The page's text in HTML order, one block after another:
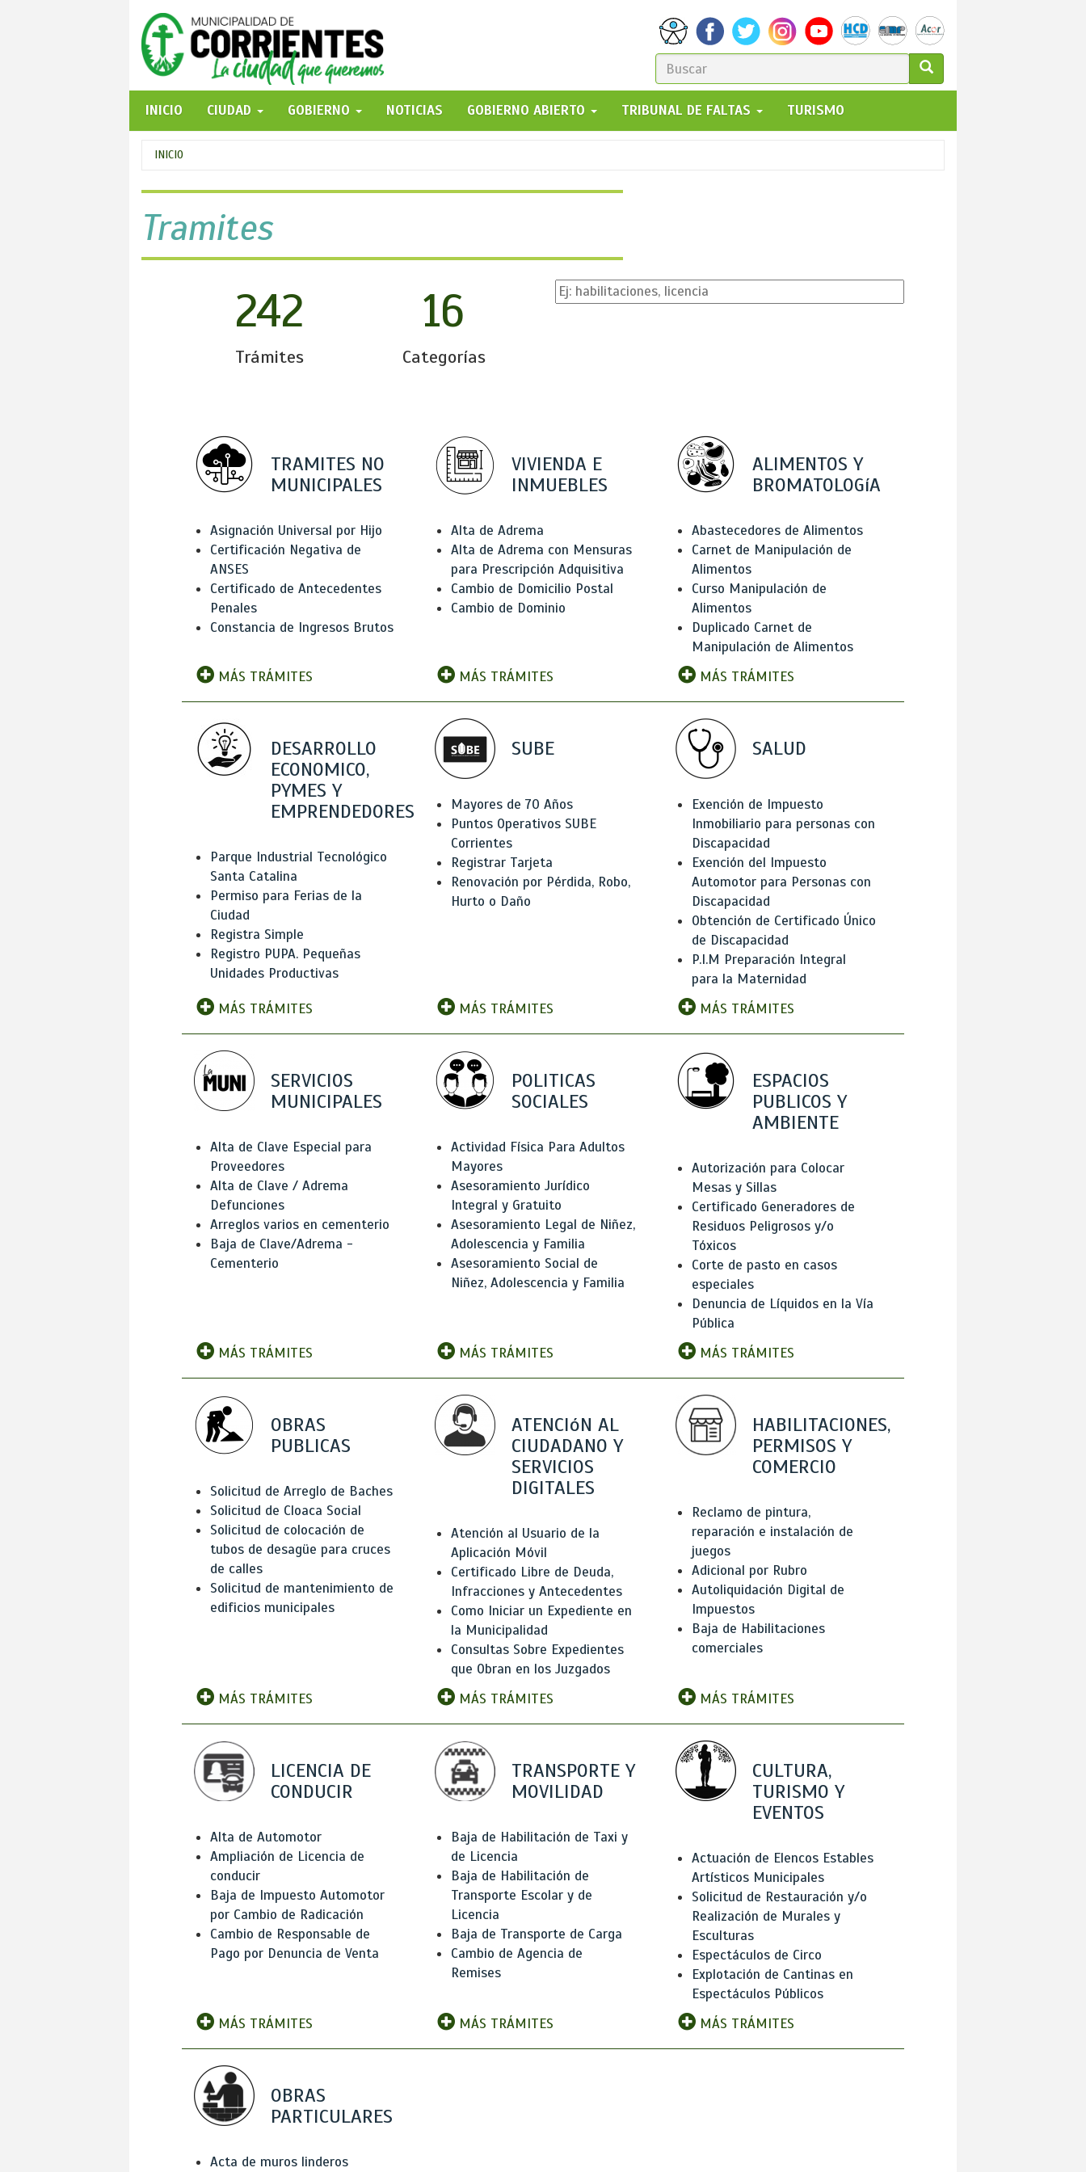
FORMULARIO
DE
BÚSQUEDA
GO!
INICIO
CIUDAD GOBIERNO NOTICIAS GOBIERNO ABIERTO TRIBUNAL DE FALTAS TURISMO
Se
encuentra
usted
aquí
INICIO
Tramites
242
Trámites
16
Categorías
TRAMITES NO
MUNICIPALES
Asignación Universal por Hijo
Certificación Negativa de
ANSES
Certificado de Antecedentes
Penales
Constancia de Ingresos Brutos
MÁS TRÁMITES
VIVIENDA E
INMUEBLES
Alta de Adrema
Alta de Adrema con Mensuras
para Prescripción Adquisitiva
Cambio de Domicilio Postal
Cambio de Dominio
MÁS TRÁMITES
ALIMENTOS Y
BROMATOLOGíA
Abastecedores de Alimentos
Carnet de Manipulación de
Alimentos
Curso Manipulación de
Alimentos
Duplicado Carnet de
Manipulación de Alimentos
MÁS TRÁMITES
DESARROLLO
ECONOMICO,
PYMES Y
EMPRENDEDORES
Parque Industrial Tecnológico
Santa Catalina
Permiso para Ferias de la
Ciudad
Registra Simple
Registro PUPA. Pequeñas
Unidades Productivas
MÁS TRÁMITES
SUBE
Mayores de 70 Años
Puntos Operativos SUBE
Corrientes
Registrar Tarjeta
Renovación por Pérdida, Robo,
Hurto o Daño
MÁS TRÁMITES
SALUD
Exención de Impuesto
Inmobiliario para personas con
Discapacidad
Exención del Impuesto
Automotor para Personas con
Discapacidad
Obtención de Certificado Único
de Discapacidad
P.I.M Preparación Integral
para la Maternidad
MÁS TRÁMITES
SERVICIOS
MUNICIPALES
Alta de Clave Especial para
Proveedores
Alta de Clave / Adrema
Defunciones
Arreglos varios en cementerio
Baja de Clave/Adrema -
Cementerio
MÁS TRÁMITES
POLITICAS
SOCIALES
Actividad Física Para Adultos
Mayores
Asesoramiento Jurídico
Integral y Gratuito
Asesoramiento Legal de Niñez,
Adolescencia y Familia
Asesoramiento Social de
Niñez, Adolescencia y Familia
MÁS TRÁMITES
ESPACIOS
PUBLICOS Y
AMBIENTE
Autorización para Colocar
Mesas y Sillas
Certificado Generadores de
Residuos Peligrosos y/o
Tóxicos
Corte de pasto en casos
especiales
Denuncia de Líquidos en la Vía
Pública
MÁS TRÁMITES
OBRAS
PUBLICAS
Solicitud de Arreglo de Baches
Solicitud de Cloaca Social
Solicitud de colocación de
tubos de desagüe para cruces
de calles
Solicitud de mantenimiento de
edificios municipales
MÁS TRÁMITES
ATENCIóN AL
CIUDADANO Y
SERVICIOS
DIGITALES
Atención al Usuario de la
Aplicación Móvil
Certificado Libre de Deuda,
Infracciones y Antecedentes
Como Iniciar un Expediente en
la Municipalidad
Consultas Sobre Expedientes
que Obran en los Juzgados
MÁS TRÁMITES
HABILITACIONES,
PERMISOS Y
COMERCIO
Reclamo de pintura,
reparación e instalación de
juegos
Adicional por Rubro
Autoliquidación Digital de
Impuestos
Baja de Habilitaciones
comerciales
MÁS TRÁMITES
LICENCIA DE
CONDUCIR
Alta de Automotor
Ampliación de Licencia de
conducir
Baja de Impuesto Automotor
por Cambio de Radicación
Cambio de Responsable de
Pago por Denuncia de Venta
MÁS TRÁMITES
TRANSPORTE Y
MOVILIDAD
Baja de Habilitación de Taxi y
de Licencia
Baja de Habilitación de
Transporte Escolar y de
Licencia
Baja de Transporte de Carga
Cambio de Agencia de
Remises
MÁS TRÁMITES
CULTURA,
TURISMO Y
EVENTOS
Actuación de Elencos Estables
Artísticos Municipales
Solicitud de Restauración y/o
Realización de Murales y
Esculturas
Espectáculos de Circo
Explotación de Cantinas en
Espectáculos Públicos
MÁS TRÁMITES
OBRAS
PARTICULARES
Acta de muros linderos